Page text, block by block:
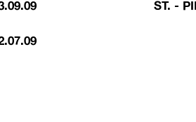
ST. -